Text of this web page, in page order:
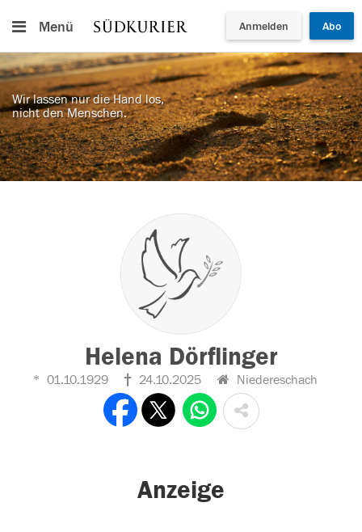
Menü Anmelden Abo
Wir lassen nur die Hand los,
nicht den Menschen.
Helena Dörflinger
01.10.1929 24.10.2025 Niedereschach
Anzeige